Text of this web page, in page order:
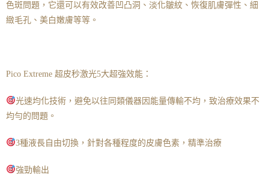
色斑問題，它還可以有效改善凹凸洞、淡化皺紋、恢復肌膚彈性、細
緻毛孔、美白嫩膚等等。
Pico Extreme 超皮秒激光5大超強效能：
光速均化技術，避免以往同類儀器因能量傳輸不均，致治療效果不
均勻的問題。
3種液長自由切換，針對各種程度的皮膚色素，精準治療
強勁輸出